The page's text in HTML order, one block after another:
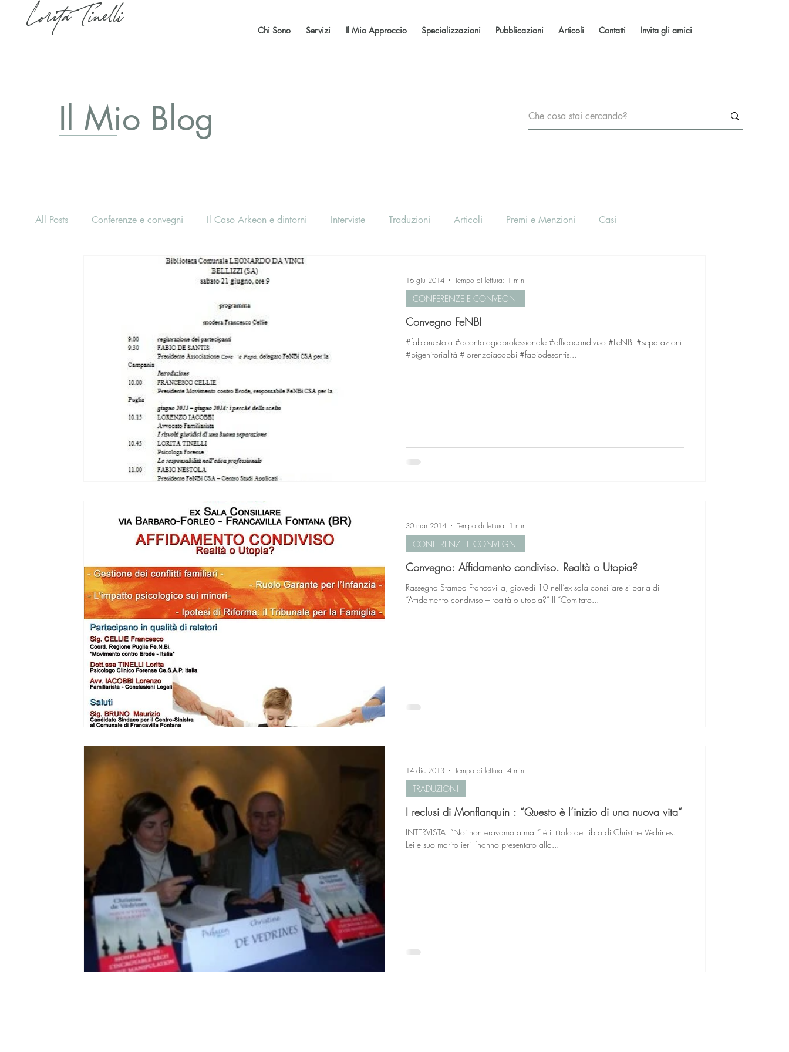
Lorita Tinelli Chi Sono Servizi Il Mio Approccio Specializzazioni Pubblicazioni Articoli Contatti Invita gli amici
Il Mio Blog
All Posts Conferenze e convegni Il Caso Arkeon e dintorni Interviste Traduzioni Articoli Premi e Menzioni Casi
Articoli in inglese
Convegno FeNBI
#fabionestola #deontologiaprofessionale #affidocondiviso #FeNBi #separazioni
#bigenitorialità #lorenzoiacobbi #fabiodesantis...
CONFERENZE E CONVEGNI
16 giu 2014 Tempo di lettura: 1 min
Convegno: Affidamento condiviso. Realtà o Utopia?
Rassegna Stampa Francavilla, giovedì 10 nell’ex sala consiliare si parla di
“Affidamento condiviso – realtà o utopia?” Il “Comitato...
CONFERENZE E CONVEGNI
30 mar 2014 Tempo di lettura: 1 min
I reclusi di Monflanquin : “Questo è l’inizio di una nuova vita”
INTERVISTA: “Noi non eravamo armati” è il titolo del libro di Christine Védrines.
Lei e suo marito ieri l’hanno presentato alla...
TRADUZIONI
14 dic 2013 Tempo di lettura: 4 min